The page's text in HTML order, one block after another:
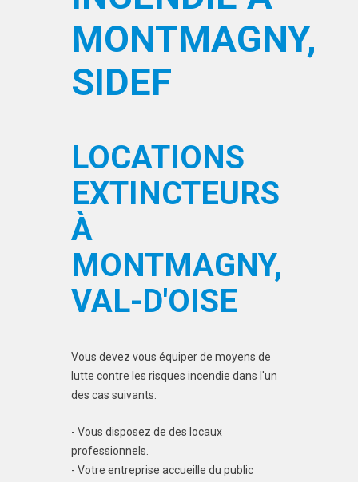
MONTMAGNY,
SIDEF
LOCATIONS
EXTINCTEURS
À
MONTMAGNY,
VAL-D'OISE
Vous devez vous équiper de moyens de
lutte contre les risques incendie dans l'un
des cas suivants:
- Vous disposez de des locaux
professionnels.
- Votre entreprise accueille du public